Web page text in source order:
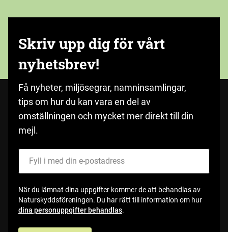
Skriv upp dig för vårt
nyhetsbrev!
Få nyheter, miljösegrar, namninsamlingar,
tips om hur du kan vara en del av
omställningen och mycket mer direkt till din
mejl.
När du lämnat dina uppgifter kommer de att behandlas av
Naturskyddsföreningen. Du har rätt till information om hur
dina personuppgifter behandlas.